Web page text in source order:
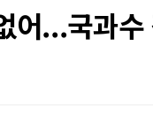
어...국과